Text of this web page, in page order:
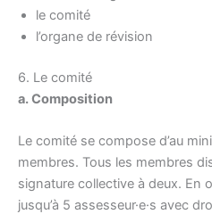
le comité
l’organe de révision
6. Le comité
a. Composition
Le comité se compose d’au
membres. Tous les membres
signature collective à deux. En
jusqu’à 5 assesseur·e·s avec